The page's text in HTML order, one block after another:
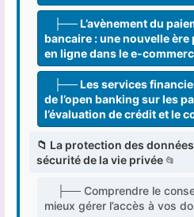
├── L’avènement du
bancaire : une nouvelle
en ligne dans le e-
├── Les services
de l’open banking sur les
l’évaluation de crédit et le
📁 La protection des
sécurité de la vie privée
├── Comprendre le
mieux gérer l’accès à vos